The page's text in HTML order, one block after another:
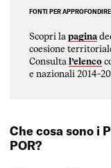
FONTI PER APPROFONDIRE
Scopri la pagina
coesione
Consulta l’elenco
e nazionali 2014-
Che cosa sono i
POR?